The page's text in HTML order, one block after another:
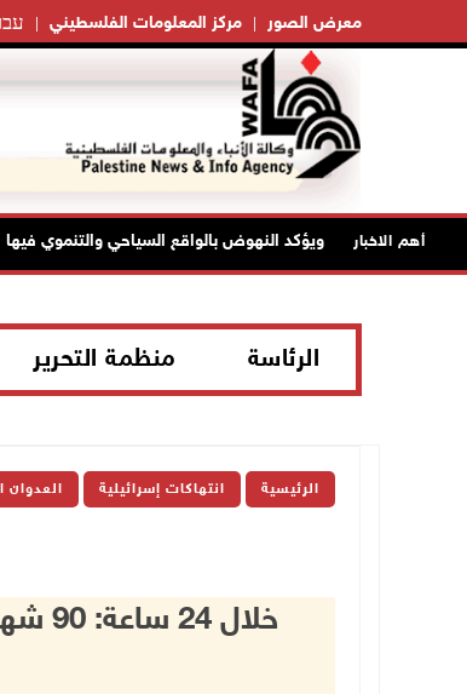
مركز المعلومات الفلسطيني معرض الصور
أهم الاخبار
بيت لحم ويؤكد النهوض بالواقع السياحي والتنموي فيها
الرئاسة منظمة التحرير
الرئيسية انتهاكات إسرائيلية العدوان